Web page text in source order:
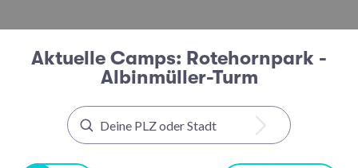
Aktuelle Camps: Rotehornpark -
Albinmüller-Turm